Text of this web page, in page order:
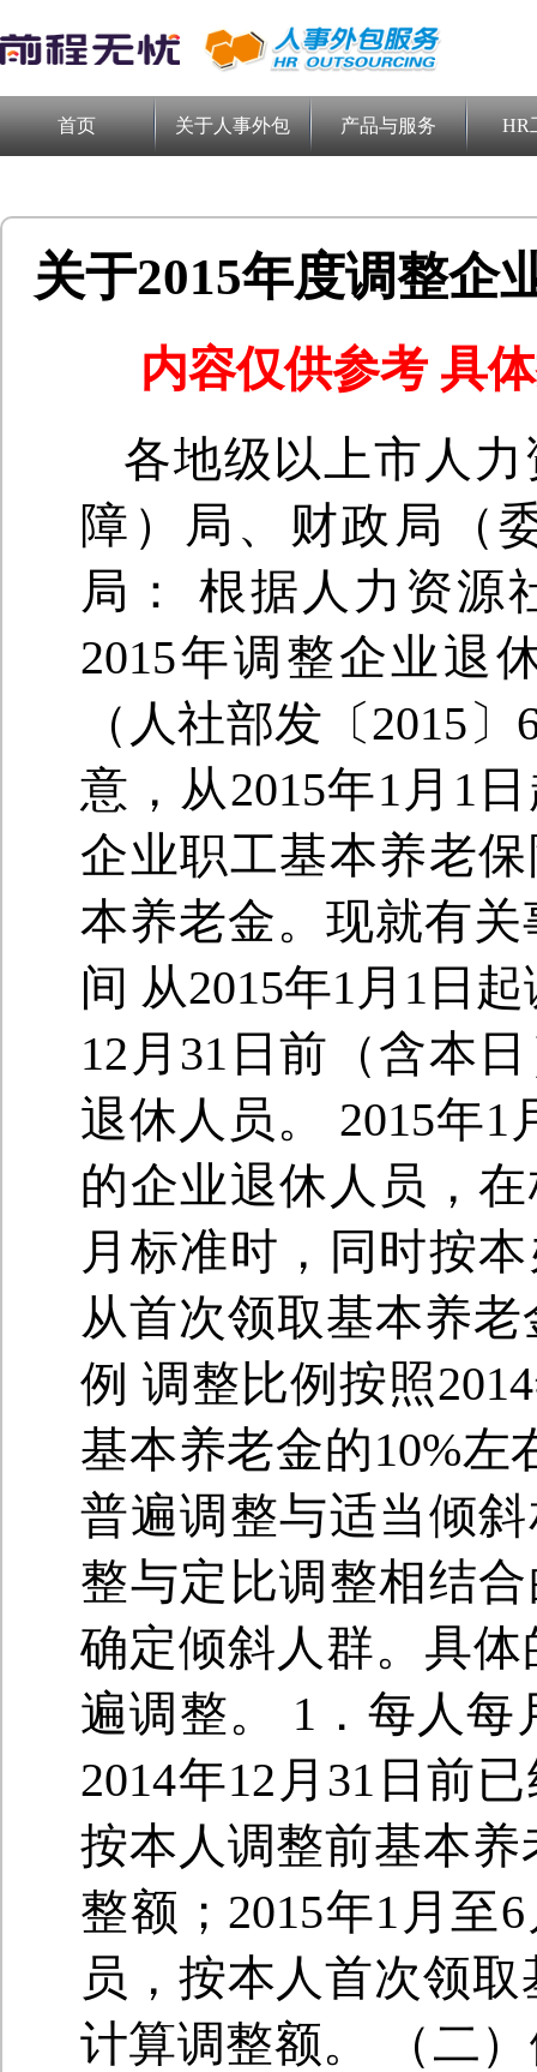
首页 关于人事外包 产品与服务 HR
关于2015年度调整企
内容仅供参考 具
各地级以上市人
障）局、财政局（
局： 根据人力资源
2015年调整企业退
（人社部发〔2015
意，从2015年1月1
企业职工基本养老
本养老金。现就有
间 从2015年1月1日
12月31日前（含本
退休人员。 2015年
的企业退休人员，
月标准时，同时按
从首次领取基本养
例 调整比例按照
基本养老金的10%左
普遍调整与适当倾
整与定比调整相结
确定倾斜人群。具
遍调整。 1．每人每
2014年12月31日前
按本人调整前基本
整额；2015年1月至
员，按本人首次领
计算调整额。 （二